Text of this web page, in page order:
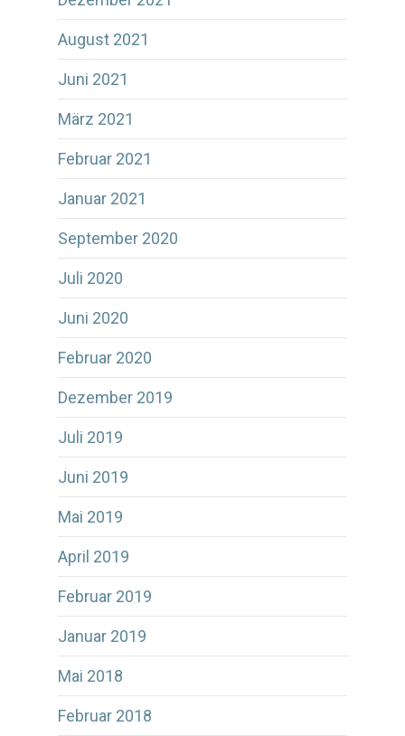
August 2021
Juni 2021
März 2021
Februar 2021
Januar 2021
September 2020
Juli 2020
Juni 2020
Februar 2020
Dezember 2019
Juli 2019
Juni 2019
Mai 2019
April 2019
Februar 2019
Januar 2019
Mai 2018
Februar 2018